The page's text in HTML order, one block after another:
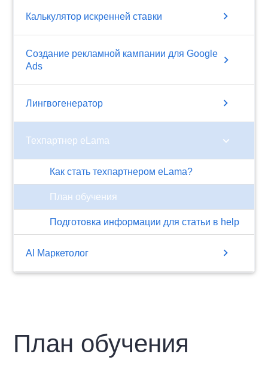
Калькулятор искренней ставки chevron_right
Создание рекламной кампании для Google
Ads
chevron_right
Лингвогенератор chevron_right
Техпартнер eLama chevron_right
Как стать техпартнером eLama?
План обучения
Подготовка информации для статьи в help
AI Маркетолог chevron_right
План обучения